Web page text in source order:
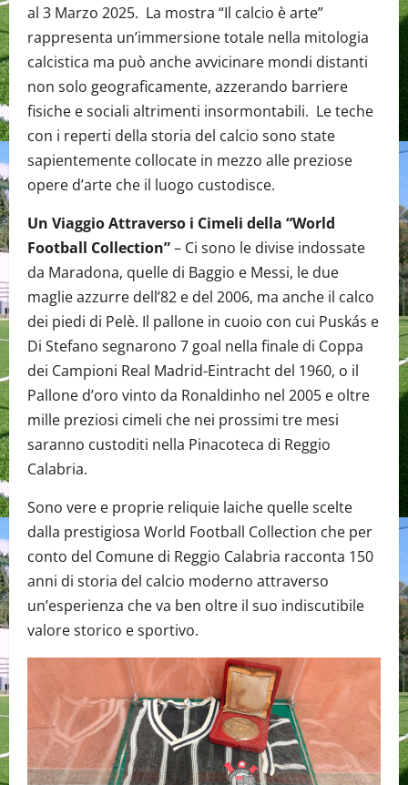
al 3 Marzo 2025. La mostra “Il calcio è arte”
rappresenta un’immersione totale nella mitologia
calcistica ma può anche avvicinare mondi distanti
non solo geograficamente, azzerando barriere
fisiche e sociali altrimenti insormontabili. Le teche
con i reperti della storia del calcio sono state
sapientemente collocate in mezzo alle preziose
opere d’arte che il luogo custodisce.
Un Viaggio Attraverso i Cimeli della “World
Football Collection”– Ci sono le divise indossate
da Maradona, quelle di Baggio e Messi, le due
maglie azzurre dell’82 e del 2006, ma anche il calco
dei piedi di Pelè. Il pallone in cuoio con cui Puskás e
Di Stefano segnarono 7 goal nella finale di Coppa
dei Campioni Real Madrid-Eintracht del 1960, o il
Pallone d’oro vinto da Ronaldinho nel 2005 e oltre
mille preziosi cimeli che nei prossimi tre mesi
saranno custoditi nella Pinacoteca di Reggio
Calabria.
Sono vere e proprie reliquie laiche quelle scelte
dalla prestigiosa World Football Collection che per
conto del Comune di Reggio Calabria racconta 150
anni di storia del calcio moderno attraverso
un’esperienza che va ben oltre il suo indiscutibile
valore storico e sportivo.